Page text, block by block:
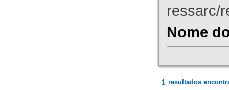
ressarc/
Nome
1 resultados